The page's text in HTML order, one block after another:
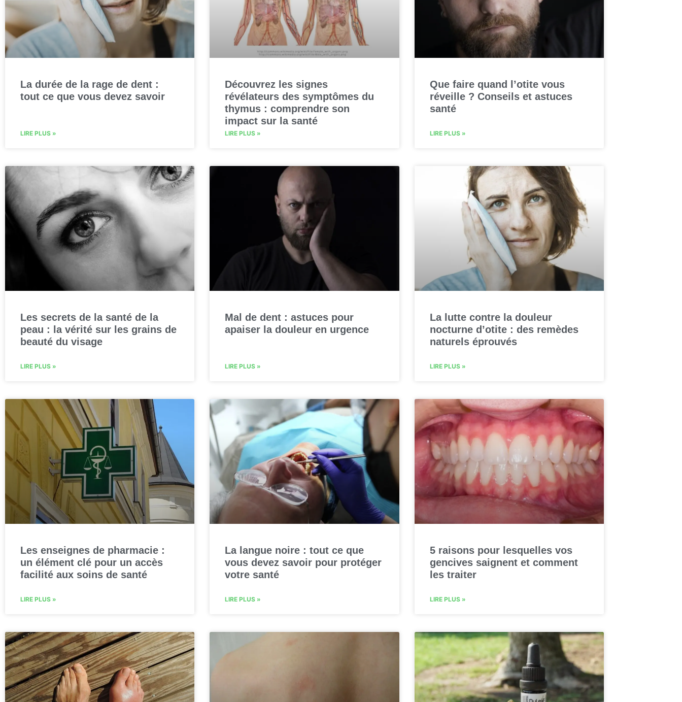
La durée de la rage de dent :
tout ce que vous devez savoir
LIRE PLUS »
Découvrez les signes
révélateurs des symptômes du
thymus : comprendre son
impact sur la santé
LIRE PLUS »
Que faire quand l’otite vous
réveille ? Conseils et astuces
santé
LIRE PLUS »
Les secrets de la santé de la
peau : la vérité sur les grains de
beauté du visage
LIRE PLUS »
Mal de dent : astuces pour
apaiser la douleur en urgence
LIRE PLUS »
La lutte contre la douleur
nocturne d’otite : des remèdes
naturels éprouvés
LIRE PLUS »
Les enseignes de pharmacie :
un élément clé pour un accès
facilité aux soins de santé
LIRE PLUS »
La langue noire : tout ce que
vous devez savoir pour protéger
votre santé
LIRE PLUS »
5 raisons pour lesquelles vos
gencives saignent et comment
les traiter
LIRE PLUS »